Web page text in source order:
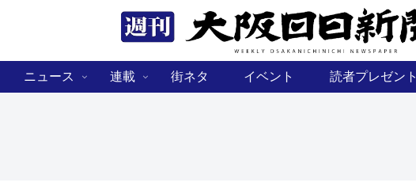
ニュース 連載 街ネタ イベント 読者プレゼント